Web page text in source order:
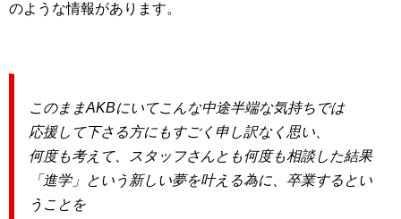
のような情報があります。
このままAKBにいてこんな中途半端な気持ちでは
応援して下さる方にもすごく申し訳なく思い、
何度も考えて、スタッフさんとも何度も相談した結果
「進学」という新しい夢を叶える為に、卒業するとい
うことを